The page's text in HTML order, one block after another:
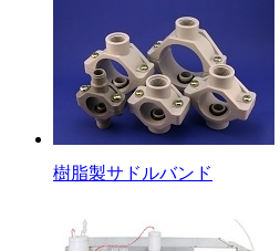
樹脂製サドルバンド